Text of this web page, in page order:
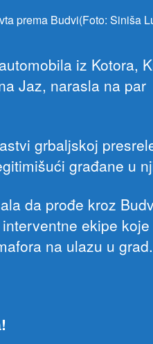
prema Budvi(Foto: Siniša
iz Kotora,
Jaz, narasla na par
grbaljskoj
građane u
da prođe kroz
ekipe
na ulazu u grad.